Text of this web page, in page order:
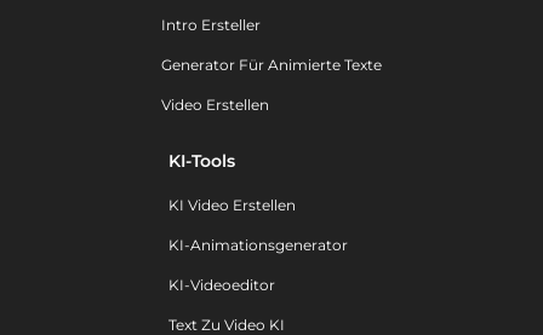
Intro Ersteller
Generator Für Animierte Texte
Video Erstellen
KI-Tools
KI Video Erstellen
KI-Animationsgenerator
KI-Videoeditor
Text Zu Video KI